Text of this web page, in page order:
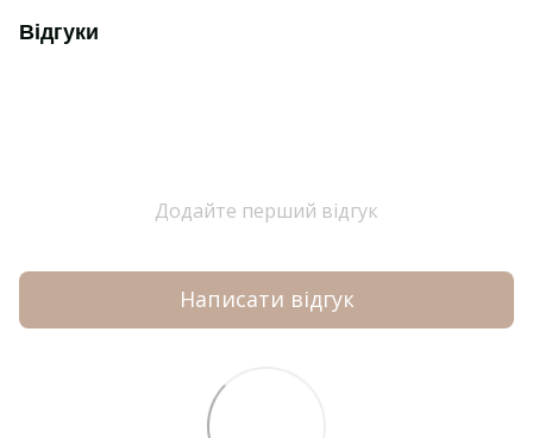
Відгуки
Додайте перший відгук
Написати відгук